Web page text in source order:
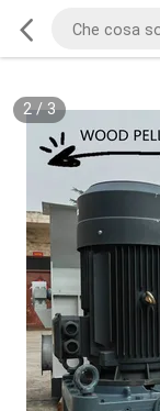
2/3